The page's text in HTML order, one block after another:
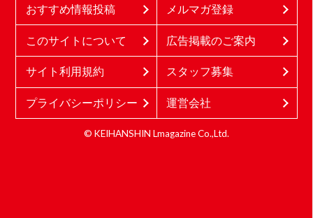
おすすめ情報投稿 メルマガ登録
このサイトについて 広告掲載のご案内
サイト利用規約 スタッフ募集
プライバシーポリシー 運営会社
© KEIHANSHIN Lmagazine Co.,Ltd.